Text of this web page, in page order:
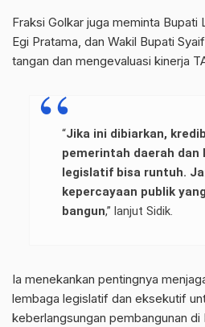
Fraksi Golkar juga meminta Bupati
Egi Pratama, dan Wakil Bupati
tangan dan mengevaluasi kinerja
“Jika ini dibiarkan,
pemerintah daerah dan
legislatif bisa runtuh.
kepercayaan publik
bangun,” lanjut Sidik.
Ia menekankan pentingnya
lembaga legislatif dan eksekutif
keberlangsungan pembangunan